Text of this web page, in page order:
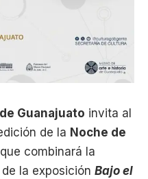
Guanajuato invita al
de la Noche de
combinará la
la exposición Bajo el